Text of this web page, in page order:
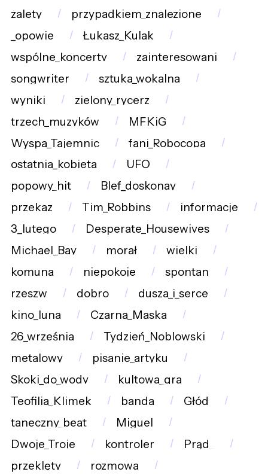
zalety
przypadkiem_znalezione
_opowie
Łukasz_Kulak
wspólne_koncerty
zainteresowani
songwriter
sztuka_wokalna
wyniki
zielony_rycerz
trzech_muzyków
MFKiG
Wyspa_Tajemnic
fani_Robocopa
ostatnia_kobieta
UFO
popowy_hit
Blef_doskonay
przekaz
Tim_Robbins
informacje
3_lutego
Desperate_Housewives
Michael_Bay
morał
wielki
komuna
niepokoje
spontan
rzeszw
dobro
dusza_i_serce
kino_luna
Czarna_Maska
26_września
Tydzień_Noblowski
metalowy
pisanie_artyku
Skoki_do_wody
kultowa_gra
Teofilia_Klimek
banda
Głód
taneczny_beat
Miguel
Dwoje_Troje
kontroler
Prąd_
przeklęty
rozmowa